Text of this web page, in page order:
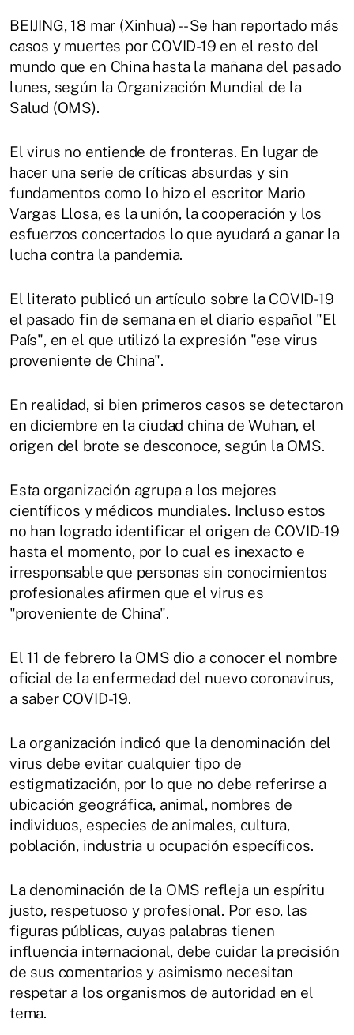
BEIJING, 18 mar (Xinhua) -- Se han reportado más
casos y muertes por COVID-19 en el resto del
mundo que en China hasta la mañana del pasado
lunes, según la Organización Mundial de la
Salud (OMS).
El virus no entiende de fronteras. En lugar de
hacer una serie de críticas absurdas y sin
fundamentos como lo hizo el escritor Mario
Vargas Llosa, es la unión, la cooperación y los
esfuerzos concertados lo que ayudará a ganar la
lucha contra la pandemia.
El literato publicó un artículo sobre la COVID-19
el pasado fin de semana en el diario español "El
País", en el que utilizó la expresión "ese virus
proveniente de China".
En realidad, si bien primeros casos se detectaron
en diciembre en la ciudad china de Wuhan, el
origen del brote se desconoce, según la OMS.
Esta organización agrupa a los mejores
científicos y médicos mundiales. Incluso estos
no han logrado identificar el origen de COVID-19
hasta el momento, por lo cual es inexacto e
irresponsable que personas sin conocimientos
profesionales afirmen que el virus es
"proveniente de China".
El 11 de febrero la OMS dio a conocer el nombre
oficial de la enfermedad del nuevo coronavirus,
a saber COVID-19.
La organización indicó que la denominación del
virus debe evitar cualquier tipo de
estigmatización, por lo que no debe referirse a
ubicación geográfica, animal, nombres de
individuos, especies de animales, cultura,
población, industria u ocupación específicos.
La denominación de la OMS refleja un espíritu
justo, respetuoso y profesional. Por eso, las
figuras públicas, cuyas palabras tienen
influencia internacional, debe cuidar la precisión
de sus comentarios y asimismo necesitan
respetar a los organismos de autoridad en el
tema.